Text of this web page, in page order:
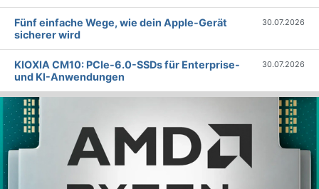
Fünf einfache Wege, wie dein Apple-Gerät
sicherer wird
30.07.2026
KIOXIA CM10: PCIe-6.0-SSDs für Enterprise-
und KI-Anwendungen
30.07.2026